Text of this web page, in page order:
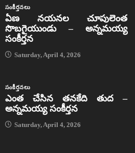
సంకీర్తనలు
ఏణ నయనల చూపులెంత
సొబగైయుండు – అన్నమయ్య
సంకీర్తన
Saturday, April 4, 2026
సంకీర్తనలు
ఎంత చేసిన తనకేది తుద –
అన్నమయ్య సంకీర్తన
Saturday, April 4, 2026